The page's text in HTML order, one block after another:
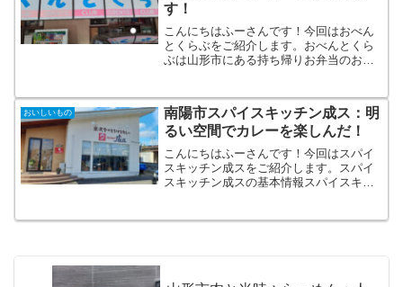
す！
こんにちはふーさんです！今回はおべん
とくらぶをご紹介します。おべんとくら
ぶは山形市にある持ち帰りお弁当のお店
す。 おべんとくらぶTEL 023-673-
0191住所 山...
おいしいもの
南陽市スパイスキッチン成ス：明
るい空間でカレーを楽しんだ！
こんにちはふーさんです！今回はスパイ
スキッチン成スをご紹介します。スパイ
スキッチン成スの基本情報スパイスキッ
6670-9930住所 南陽市三間通107-3営業